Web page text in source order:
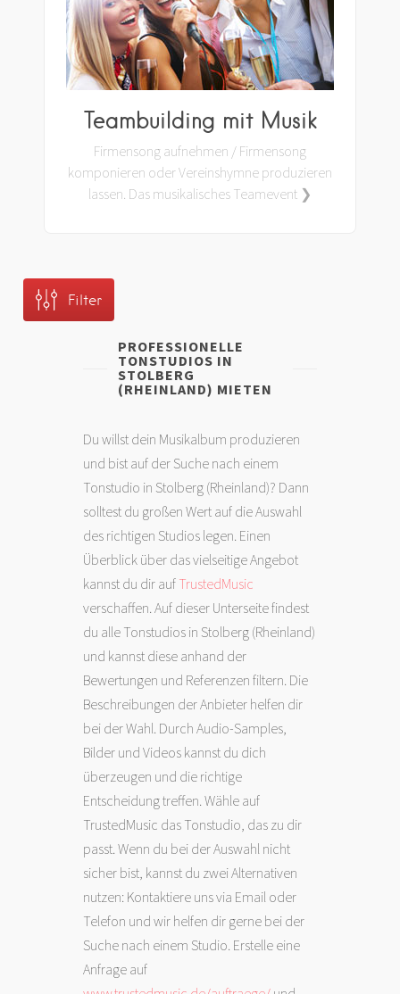
Teambuilding mit Musik
Firmensong aufnehmen / Firmensong
komponieren oder Vereinshymne produzieren
lassen. Das musikalisches Teamevent ❯
Filter
PROFESSIONELLE
TONSTUDIOS IN
STOLBERG
(RHEINLAND) MIETEN
Du willst dein Musikalbum produzieren
und bist auf der Suche nach einem
Tonstudio in Stolberg (Rheinland)? Dann
solltest du großen Wert auf die Auswahl
des richtigen Studios legen. Einen
Überblick über das vielseitige Angebot
kannst du dir auf TrustedMusic
verschaffen. Auf dieser Unterseite findest
du alle Tonstudios in Stolberg (Rheinland)
und kannst diese anhand der
Bewertungen und Referenzen filtern. Die
Beschreibungen der Anbieter helfen dir
bei der Wahl. Durch Audio-Samples,
Bilder und Videos kannst du dich
überzeugen und die richtige
Entscheidung treffen. Wähle auf
TrustedMusic das Tonstudio, das zu dir
passt. Wenn du bei der Auswahl nicht
sicher bist, kannst du zwei Alternativen
nutzen: Kontaktiere uns via Email oder
Telefon und wir helfen dir gerne bei der
Suche nach einem Studio. Erstelle eine
Anfrage auf